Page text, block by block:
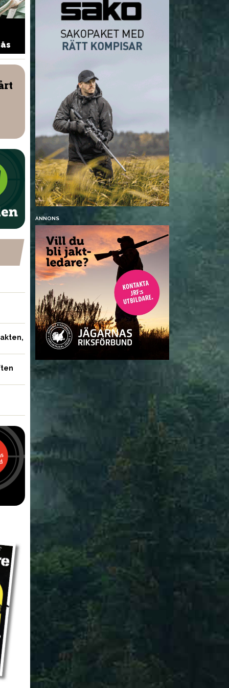
höjer
– för att
vargjakt i
NYHETER
Årets RM i jaktskytte – en
succé
Vild fondue med tillbehör
ANNONS